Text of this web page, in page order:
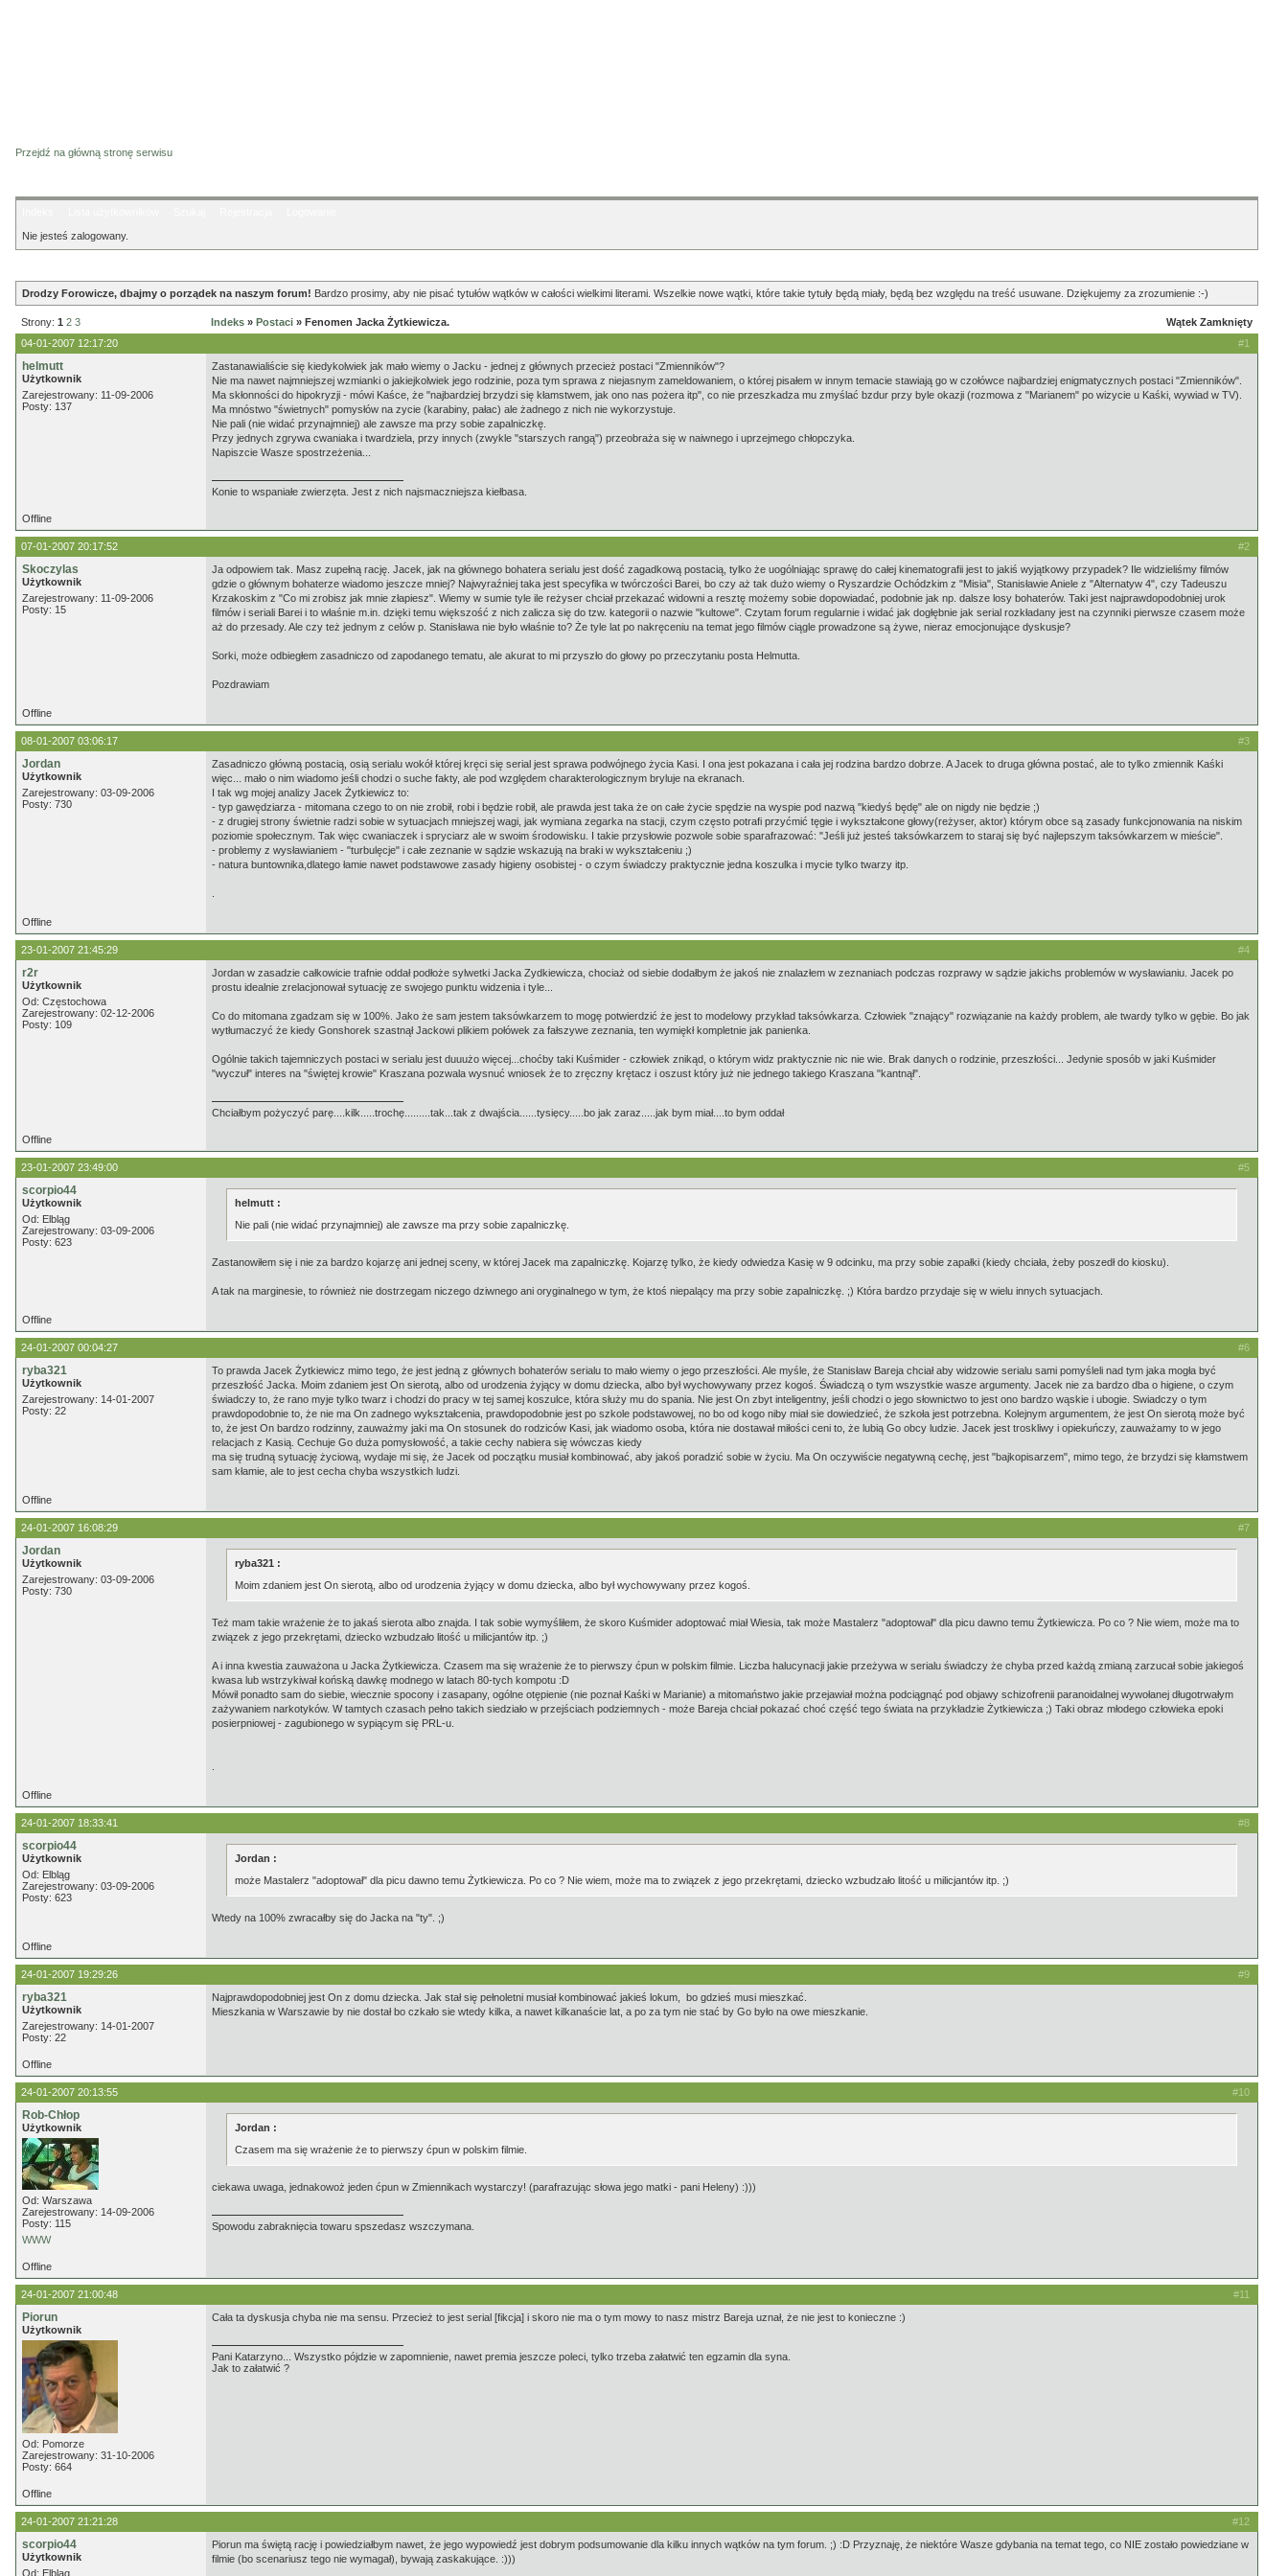
Przejdź na główną stronę serwisu
Nie jesteś zalogowany.
Drodzy Forowicze, dbajmy o porządek na naszym forum! Bardzo prosimy, aby nie pisać tytułów wątków w całości wielkimi literami. Wszelkie nowe wątki, które takie tytuły będą miały, będą bez względu na treść usuwane. Dziękujemy za zrozumienie :-)
Strony: 1 2 3 Wątek Zamknięty
Indeks » Postaci » Fenomen Jacka Żytkiewicza.
#1
04-01-2007 12:17:20
helmutt
Użytkownik
Zarejestrowany: 11-09-2006
Posty: 137
Zastanawialiście się kiedykolwiek jak mało wiemy o Jacku - jednej z głównych przecież postaci "Zmienników"?
Nie ma nawet najmniejszej wzmianki o jakiejkolwiek jego rodzinie, poza tym sprawa z niejasnym zameldowaniem, o której pisałem w innym temacie stawiają go w czołówce najbardziej enigmatycznych postaci "Zmienników".
Ma skłonności do hipokryzji - mówi Kaśce, że "najbardziej brzydzi się kłamstwem, jak ono nas pożera itp", co nie przeszkadza mu zmyślać bzdur przy byle okazji (rozmowa z "Marianem" po wizycie u Kaśki, wywiad w TV).
Ma mnóstwo "świetnych" pomysłów na zycie (karabiny, pałac) ale żadnego z nich nie wykorzystuje.
Nie pali (nie widać przynajmniej) ale zawsze ma przy sobie zapalniczkę.
Przy jednych zgrywa cwaniaka i twardziela, przy innych (zwykle "starszych rangą") przeobraża się w naiwnego i uprzejmego chłopczyka.
Napiszcie Wasze spostrzeżenia...
Konie to wspaniałe zwierzęta. Jest z nich najsmaczniejsza kiełbasa.
Offline
#2
07-01-2007 20:17:52
Skoczylas
Użytkownik
Zarejestrowany: 11-09-2006
Posty: 15
Ja odpowiem tak. Masz zupełną rację. Jacek, jak na głównego bohatera serialu jest dość zagadkową postacią, tylko że uogólniając sprawę do całej kinematografii jest to jakiś wyjątkowy przypadek? Ile widzieliśmy filmów
gdzie o głównym bohaterze wiadomo jeszcze mniej? Najwyraźniej taka jest specyfika w twórczości Barei, bo czy aż tak dużo wiemy o Ryszardzie Ochódzkim z "Misia", Stanisławie Aniele z "Alternatyw 4", czy Tadeuszu
Krzakoskim z "Co mi zrobisz jak mnie złapiesz". Wiemy w sumie tyle ile reżyser chciał przekazać widowni a resztę możemy sobie dopowiadać, podobnie jak np. dalsze losy bohaterów. Taki jest najprawdopodobniej urok
filmów i seriali Barei i to właśnie m.in. dzięki temu większość z nich zalicza się do tzw. kategorii o nazwie "kultowe". Czytam forum regularnie i widać jak dogłębnie jak serial rozkładany jest na czynniki pierwsze czasem może
aż do przesady. Ale czy też jednym z celów p. Stanisława nie było właśnie to? Że tyle lat po nakręceniu na temat jego filmów ciągle prowadzone są żywe, nieraz emocjonujące dyskusje?
Sorki, może odbiegłem zasadniczo od zapodanego tematu, ale akurat to mi przyszło do głowy po przeczytaniu posta Helmutta.
Pozdrawiam
Offline
#3
08-01-2007 03:06:17
Jordan
Użytkownik
Zarejestrowany: 03-09-2006
Posty: 730
Zasadniczo główną postacią, osią serialu wokół której kręci się serial jest sprawa podwójnego życia Kasi. I ona jest pokazana i cała jej rodzina bardzo dobrze. A Jacek to druga główna postać, ale to tylko zmiennik Kaśki
więc... mało o nim wiadomo jeśli chodzi o suche fakty, ale pod względem charakterologicznym bryluje na ekranach.
I tak wg mojej analizy Jacek Żytkiewicz to:
- typ gawędziarza - mitomana czego to on nie zrobił, robi i będzie robił, ale prawda jest taka że on całe życie spędzie na wyspie pod nazwą "kiedyś będę" ale on nigdy nie będzie ;)
- z drugiej strony świetnie radzi sobie w sytuacjach mniejszej wagi, jak wymiana zegarka na stacji, czym często potrafi przyćmić tęgie i wykształcone głowy(reżyser, aktor) którym obce są zasady funkcjonowania na niskim
poziomie społecznym. Tak więc cwaniaczek i spryciarz ale w swoim środowisku. I takie przysłowie pozwole sobie sparafrazować: "Jeśli już jesteś taksówkarzem to staraj się być najlepszym taksówkarzem w mieście".
- problemy z wysławianiem - "turbulęcje" i całe zeznanie w sądzie wskazują na braki w wykształceniu ;)
- natura buntownika,dlatego łamie nawet podstawowe zasady higieny osobistej - o czym świadczy praktycznie jedna koszulka i mycie tylko twarzy itp.
Offline
#4
23-01-2007 21:45:29
r2r
Użytkownik
Od: Częstochowa
Zarejestrowany: 02-12-2006
Posty: 109
Jordan w zasadzie całkowicie trafnie oddał podłoże sylwetki Jacka Zydkiewicza, chociaż od siebie dodałbym że jakoś nie znalazłem w zeznaniach podczas rozprawy w sądzie jakichs problemów w wysławianiu. Jacek po
prostu idealnie zrelacjonował sytuację ze swojego punktu widzenia i tyle...
Co do mitomana zgadzam się w 100%. Jako że sam jestem taksówkarzem to mogę potwierdzić że jest to modelowy przykład taksówkarza. Człowiek "znający" rozwiązanie na każdy problem, ale twardy tylko w gębie. Bo jak
wytłumaczyć że kiedy Gonshorek szastnął Jackowi plikiem połówek za fałszywe zeznania, ten wymiękł kompletnie jak panienka.
Ogólnie takich tajemniczych postaci w serialu jest duuużo więcej...choćby taki Kuśmider - człowiek znikąd, o którym widz praktycznie nic nie wie. Brak danych o rodzinie, przeszłości... Jedynie sposób w jaki Kuśmider
"wyczuł" interes na "świętej krowie" Kraszana pozwala wysnuć wniosek że to zręczny krętacz i oszust który już nie jednego takiego Kraszana "kantnął".
Chciałbym pożyczyć parę....kilk.....trochę.........tak...tak z dwajścia......tysięcy.....bo jak zaraz.....jak bym miał....to bym oddał
Offline
#5
23-01-2007 23:49:00
scorpio44
Użytkownik
Od: Elbląg
Zarejestrowany: 03-09-2006
Posty: 623
helmutt :
Nie pali (nie widać przynajmniej) ale zawsze ma przy sobie zapalniczkę.
Zastanowiłem się i nie za bardzo kojarzę ani jednej sceny, w której Jacek ma zapalniczkę. Kojarzę tylko, że kiedy odwiedza Kasię w 9 odcinku, ma przy sobie zapałki (kiedy chciała, żeby poszedł do kiosku).
A tak na marginesie, to również nie dostrzegam niczego dziwnego ani oryginalnego w tym, że ktoś niepalący ma przy sobie zapalniczkę. ;) Która bardzo przydaje się w wielu innych sytuacjach.
Offline
#6
24-01-2007 00:04:27
ryba321
Użytkownik
Zarejestrowany: 14-01-2007
Posty: 22
To prawda Jacek Żytkiewicz mimo tego, że jest jedną z głównych bohaterów serialu to mało wiemy o jego przeszłości. Ale myśle, że Stanisław Bareja chciał aby widzowie serialu sami pomyśleli nad tym jaka mogła być
przeszłość Jacka. Moim zdaniem jest On sierotą, albo od urodzenia żyjący w domu dziecka, albo był wychowywany przez kogoś. Świadczą o tym wszystkie wasze argumenty. Jacek nie za bardzo dba o higiene, o czym
świadczy to, że rano myje tylko twarz i chodzi do pracy w tej samej koszulce, która służy mu do spania. Nie jest On zbyt inteligentny, jeśli chodzi o jego słownictwo to jest ono bardzo wąskie i ubogie. Swiadczy o tym
prawdopodobnie to, że nie ma On zadnego wykształcenia, prawdopodobnie jest po szkole podstawowej, no bo od kogo niby miał sie dowiedzieć, że szkoła jest potrzebna. Kolejnym argumentem, że jest On sierotą może być
to, że jest On bardzo rodzinny, zauważmy jaki ma On stosunek do rodziców Kasi, jak wiadomo osoba, która nie dostawał miłości ceni to, że lubią Go obcy ludzie. Jacek jest troskliwy i opiekuńczy, zauważamy to w jego
relacjach z Kasią. Cechuje Go duża pomysłowość, a takie cechy nabiera się wówczas kiedy
ma się trudną sytuację życiową, wydaje mi się, że Jacek od początku musiał kombinować, aby jakoś poradzić sobie w życiu. Ma On oczywiście negatywną cechę, jest "bajkopisarzem", mimo tego, że brzydzi się kłamstwem
sam kłamie, ale to jest cecha chyba wszystkich ludzi.
Offline
#7
24-01-2007 16:08:29
Jordan
Użytkownik
Zarejestrowany: 03-09-2006
Posty: 730
ryba321 :
Moim zdaniem jest On sierotą, albo od urodzenia żyjący w domu dziecka, albo był wychowywany przez kogoś.
Też mam takie wrażenie że to jakaś sierota albo znajda. I tak sobie wymyśliłem, że skoro Kuśmider adoptować miał Wiesia, tak może Mastalerz "adoptował" dla picu dawno temu Żytkiewicza. Po co ? Nie wiem, może ma to
związek z jego przekrętami, dziecko wzbudzało litość u milicjantów itp. ;)
A i inna kwestia zauważona u Jacka Żytkiewicza. Czasem ma się wrażenie że to pierwszy ćpun w polskim filmie. Liczba halucynacji jakie przeżywa w serialu świadczy że chyba przed każdą zmianą zarzucał sobie jakiegoś
kwasa lub wstrzykiwał końską dawkę modnego w latach 80-tych kompotu :D
Mówił ponadto sam do siebie, wiecznie spocony i zasapany, ogólne otępienie (nie poznał Kaśki w Marianie) a mitomaństwo jakie przejawiał można podciągnąć pod objawy schizofrenii paranoidalnej wywołanej długotrwałym
zażywaniem narkotyków. W tamtych czasach pełno takich siedziało w przejściach podziemnych - może Bareja chciał pokazać choć część tego świata na przykładzie Żytkiewicza ;) Taki obraz młodego człowieka epoki
posierpniowej - zagubionego w sypiącym się PRL-u.
Offline
#8
24-01-2007 18:33:41
scorpio44
Użytkownik
Od: Elbląg
Zarejestrowany: 03-09-2006
Posty: 623
Jordan :
może Mastalerz "adoptował" dla picu dawno temu Żytkiewicza. Po co ? Nie wiem, może ma to związek z jego przekrętami, dziecko wzbudzało litość u milicjantów itp. ;)
Wtedy na 100% zwracałby się do Jacka na "ty". ;)
Offline
#9
24-01-2007 19:29:26
ryba321
Użytkownik
Zarejestrowany: 14-01-2007
Posty: 22
Najprawdopodobniej jest On z domu dziecka. Jak stał się pełnoletni musiał kombinować jakieś lokum, bo gdzieś musi mieszkać.
Mieszkania w Warszawie by nie dostał bo czkało sie wtedy kilka, a nawet kilkanaście lat, a po za tym nie stać by Go było na owe mieszkanie.
Offline
#10
24-01-2007 20:13:55
Rob-Chłop
Użytkownik
Od: Warszawa
Zarejestrowany: 14-09-2006
Posty: 115
WWW
Jordan :
Czasem ma się wrażenie że to pierwszy ćpun w polskim filmie.
ciekawa uwaga, jednakowoż jeden ćpun w Zmiennikach wystarczy! (parafrazując słowa jego matki - pani Heleny) :)))
Spowodu zabraknięcia towaru spszedasz wszczymana.
Offline
#11
24-01-2007 21:00:48
Piorun
Użytkownik
Od: Pomorze
Zarejestrowany: 31-10-2006
Posty: 664
Cała ta dyskusja chyba nie ma sensu. Przecież to jest serial [fikcja] i skoro nie ma o tym mowy to nasz mistrz Bareja uznał, że nie jest to konieczne :)
Pani Katarzyno... Wszystko pójdzie w zapomnienie, nawet premia jeszcze poleci, tylko trzeba załatwić ten egzamin dla syna.
Jak to załatwić ?
Offline
#12
24-01-2007 21:21:28
scorpio44
Użytkownik
Od: Elbląg
Piorun ma świętą rację i powiedziałbym nawet, że jego wypowiedź jest dobrym podsumowanie dla kilku innych wątków na tym forum. ;) :D Przyznaję, że niektóre Wasze gdybania na temat tego, co NIE zostało powiedziane w
filmie (bo scenariusz tego nie wymagał), bywają zaskakujące. :)))